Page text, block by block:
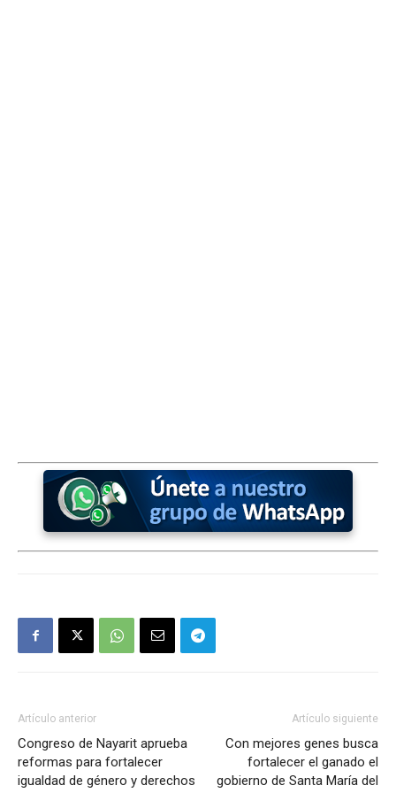
Artículo anterior
Congreso de Nayarit aprueba
reformas para fortalecer
igualdad de género y derechos
Artículo siguiente
Con mejores genes busca
fortalecer el ganado el
gobierno de Santa María del